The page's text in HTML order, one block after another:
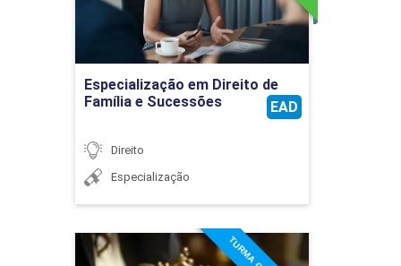
Especialização em Direito de
Família e Sucessões
EAD
Direito
Especialização
Ir para Inscrição
Especialização em Direito